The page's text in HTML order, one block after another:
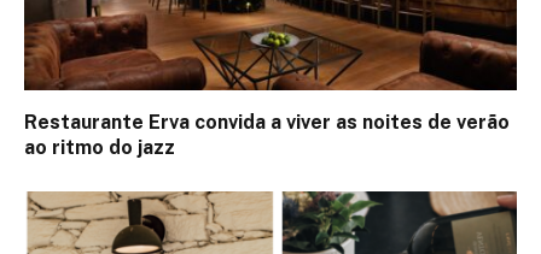
Restaurante Erva convida a viver as noites de verão
ao ritmo do jazz